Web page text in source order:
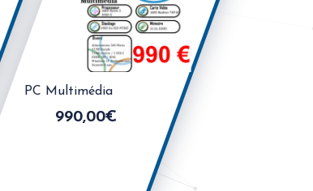
PC Multimédia
990,00€